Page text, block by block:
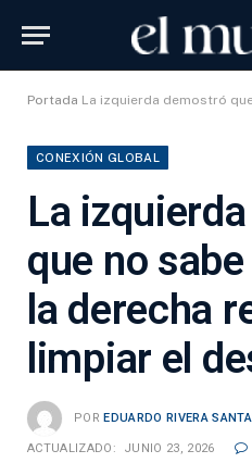
Portada La izquierda demostró que no sabe
CONEXIÓN GLOBAL
La
que no
la derecha
limpiar el
POR EDUARDO RIVERA
ACTUALIZADO: JUNIO 23, 2026